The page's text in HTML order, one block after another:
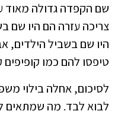
שם הקפדה גדולה מאוד
צריכה עזרה הם היו שם
היו שם בשביל הילדים,
טיפסו להם כמו
לסיכום, אחלה בילוי
לבוא לבד. מה שמתאים